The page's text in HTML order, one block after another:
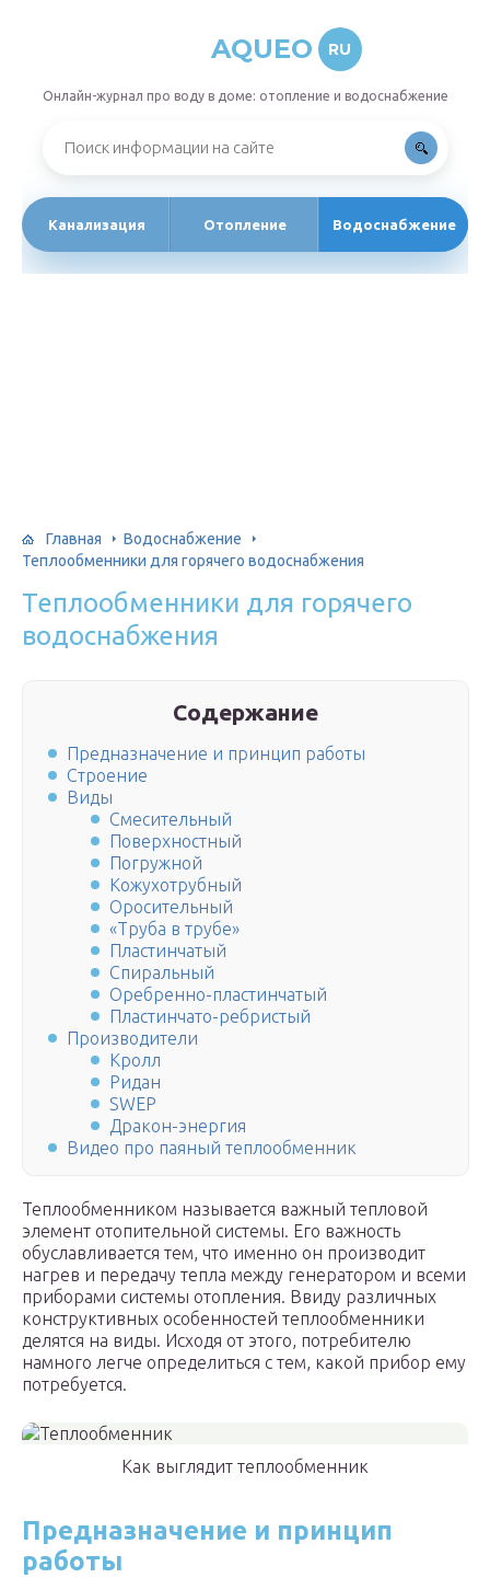
AQUEO RU
Онлайн-журнал про воду в доме: отопление и водоснабжение
Канализация Отопление Водоснабжение
Главная
Водоснабжение
Теплообменники для горячего водоснабжения
Теплообменники для горячего
водоснабжения
Содержание
Предназначение и принцип работы
Строение
Виды
Смесительный
Поверхностный
Погружной
Кожухотрубный
Оросительный
«Труба в трубе»
Пластинчатый
Спиральный
Оребренно-пластинчатый
Пластинчато-ребристый
Производители
Кролл
Ридан
SWEP
Дракон-энергия
Видео про паяный теплообменник
Теплообменником называется важный тепловой
элемент отопительной системы. Его важность
обуславливается тем, что именно он производит
нагрев и передачу тепла между генератором и всеми
приборами системы отопления. Ввиду различных
конструктивных особенностей теплообменники
делятся на виды. Исходя от этого, потребителю
намного легче определиться с тем, какой прибор ему
потребуется.
Как выглядит теплообменник
Предназначение и принцип
работы